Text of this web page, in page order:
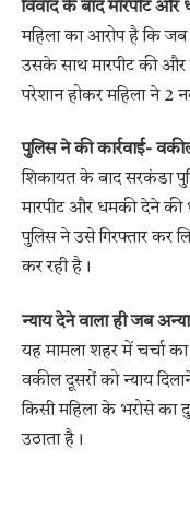
विवाद के बाद मारपीट और
महिला का आरोप है कि जब
उसके साथ मारपीट की और
परेशान होकर महिला ने 2
पुलिस ने की कार्रवाई-
शिकायत के बाद सरकंडा
मारपीट और धमकी देने
पुलिस ने उसे गिरफ्तार कर
कर रही है।
न्याय देने वाला ही जब
यह मामला शहर में चर्चा
वकील दूसरों को न्याय
किसी महिला के भरोसे का
उठाता है।